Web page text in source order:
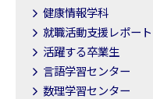
健康情報学科
就職活動支援レポート
活躍する卒業生
言語学習センター
数理学習センター